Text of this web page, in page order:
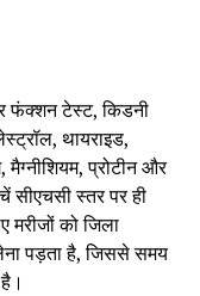
फंक्शन टेस्ट, किडनी
थायराइड,
प्रोटीन और
सीएचसी स्तर पर ही
को जिला
पड़ता है, जिससे समय